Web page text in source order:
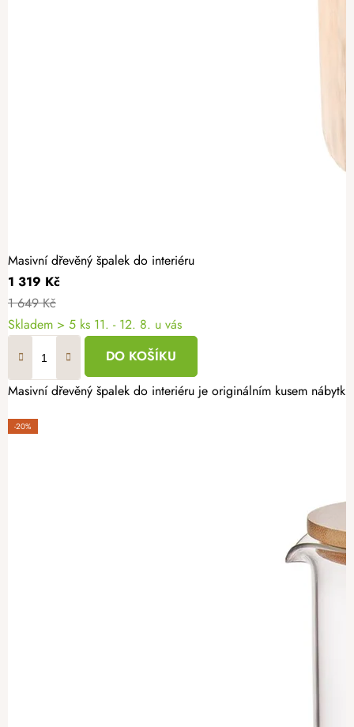
Masivní dřevěný špalek do interiéru
1 319 Kč
1 649 Kč
Skladem > 5 ks 11. - 12. 8. u vás
DO KOŠÍKU
Masivní dřevěný špalek do interiéru je originálním kusem
-20%